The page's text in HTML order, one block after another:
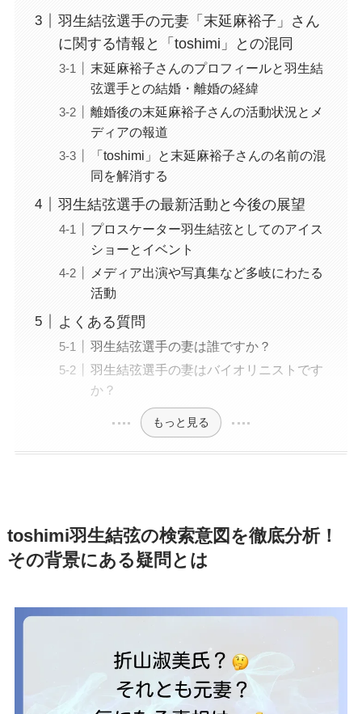
羽生結弦選手の元妻「末延麻裕子」さん
に関する情報と「toshimi」との混同
末延麻裕子さんのプロフィールと羽生結
弦選手との結婚・離婚の経緯
離婚後の末延麻裕子さんの活動状況とメ
ディアの報道
「toshimi」と末延麻裕子さんの名前の混
同を解消する
羽生結弦選手の最新活動と今後の展望
プロスケーター羽生結弦としてのアイス
ショーとイベント
メディア出演や写真集など多岐にわたる
活動
よくある質問
羽生結弦選手の妻は誰ですか？
羽生結弦選手の妻はバイオリニストです
か？
もっと見る
toshimi羽生結弦の検索意図を徹底分析！
その背景にある疑問とは